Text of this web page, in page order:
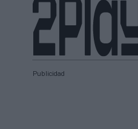
Publicidad